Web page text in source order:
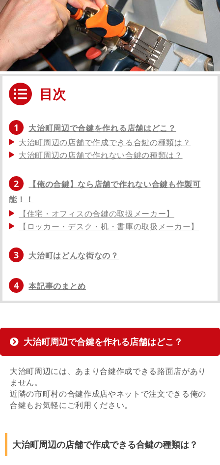
目次
1
大治町周辺で合鍵を作れる店舗はどこ？
大治町周辺の店舗で作成できる合鍵の種類は？
大治町周辺の店舗で作れない合鍵の種類は？
2
【俺の合鍵】なら店舗で作れない合鍵も作製可
能！！
【住宅・オフィスの合鍵の取扱メーカー】
【ロッカー・デスク・机・書庫の取扱メーカー】
3 大治町はどんな街なの？
4 本記事のまとめ
大治町周辺で合鍵を作れる店舗はどこ？
大治町周辺には、あまり合鍵作成できる路面店があり
ません。
近隣の市町村の合鍵作成店やネットで注文できる俺の
合鍵もお気軽にご利用ください。
大治町周辺の店舗で作成できる合鍵の種類は？